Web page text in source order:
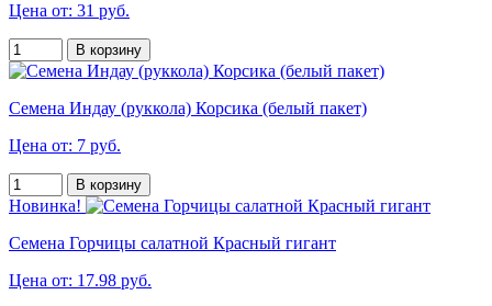
Цена от: 31 руб.
В корзину
Семена Индау (руккола) Корсика (белый пакет)
Цена от: 7 руб.
В корзину
Новинка!
Семена Горчицы салатной Красный гигант
Цена от: 17.98 руб.